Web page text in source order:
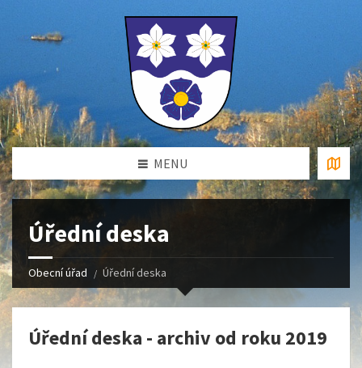
MENU
Úřední deska
Obecní úřad Úřední deska
Úřední deska - archiv od roku 2019